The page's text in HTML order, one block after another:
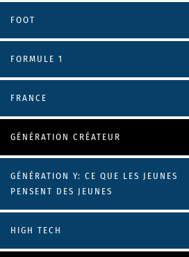
FOOT
FORMULE 1
FRANCE
GÉNÉRATION CRÉATEUR
GÉNÉRATION Y: CE QUE LES JEUNES
PENSENT DES JEUNES
HIGH TECH